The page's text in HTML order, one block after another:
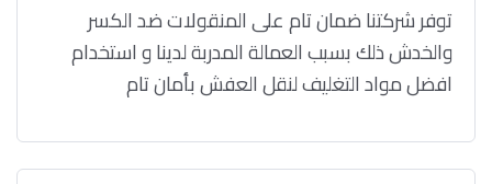
توفر شركتنا ضمان تام على المنقولات ضد الكسر
والخدش ذلك بسبب العمالة المدربة لدينا و استخدام
افضل مواد التغليف لنقل العفش بأمان تام